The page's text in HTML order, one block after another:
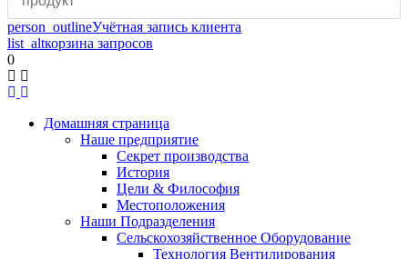
person_outlineУчётная запись клиента
list_altкорзина запросов
0
Домашняя страница
Наше предприятие
Секрет производства
История
Цели & Философия
Местоположения
Наши Подразделения
Сельскохозяйственное Оборудование
Технология Вентилирования